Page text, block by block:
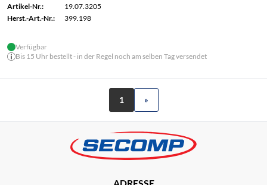
Artikel-Nr.:
19.07.3205
Herst.-Art.-Nr.:
399.198
Verfügbar
Bis 15 Uhr bestellt - in der Regel noch am selben Tag versendet
1 »